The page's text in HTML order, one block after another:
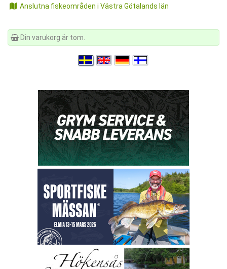
Anslutna fiskeområden i Västra Götalands län
Din varukorg är tom.